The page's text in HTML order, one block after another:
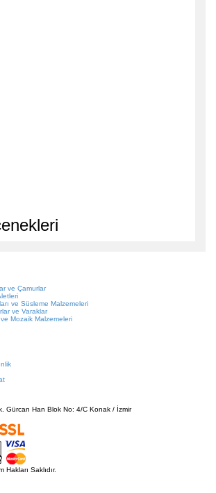
ve Çamurlar
ve Süsleme Malzemeleri
ve Varaklar
Mozaik Malzemeleri
Gürcan Han Blok No: 4/C Konak / İzmir
Saklıdır.